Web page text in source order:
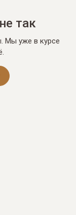
так
Мы уже в курсе